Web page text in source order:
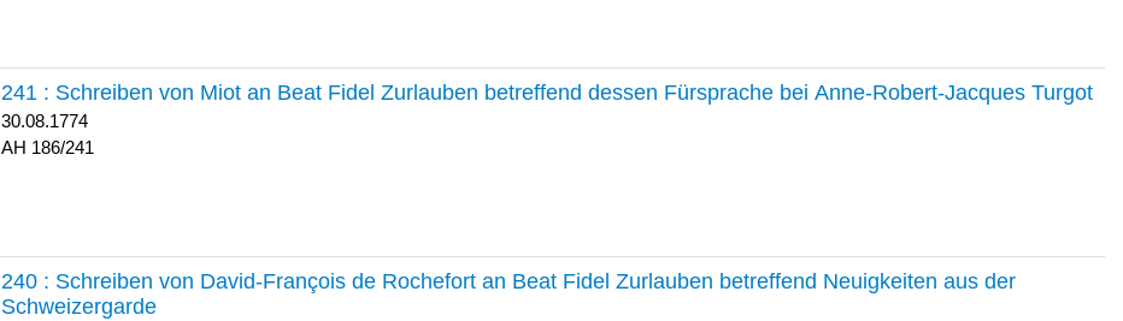
241 : Schreiben von Miot an Beat Fidel Zurlauben betreffend dessen Fürsprache bei Anne-Robert-Jacques Turgot
30.08.1774
186/241
240 : Schreiben von David-François de Rochefort an Beat Fidel Zurlauben betreffend Neuigkeiten aus der
Schweizergarde